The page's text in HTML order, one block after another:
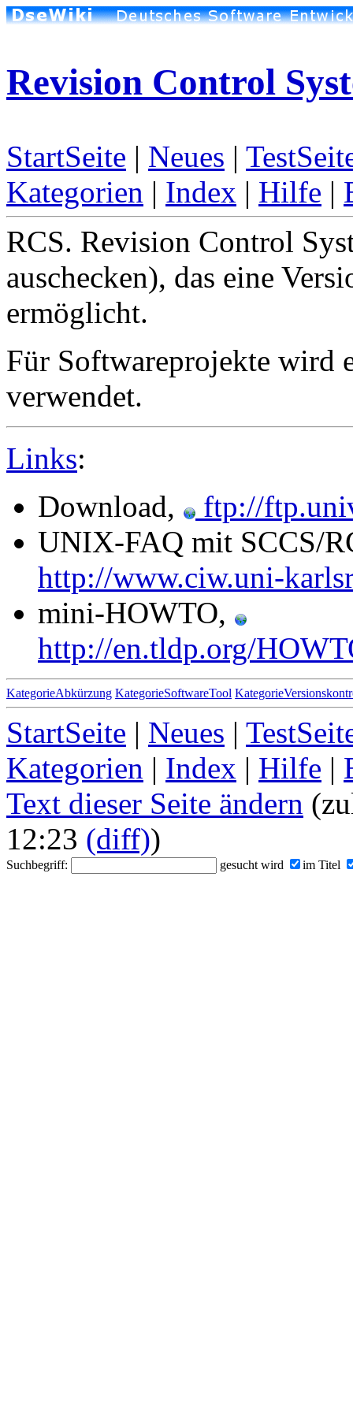
Revision Control
StartSeite | Neues |
Kategorien | Index | Hilfe |
RCS. Revision Control
auschecken), das eine
ermöglicht.
Für Softwareprojekte wird
verwendet.
Links:
Download,
ftp://
UNIX-FAQ mit SCCS/
http://www.ciw.uni-
mini-HOWTO,
http://en.tldp.org/
KategorieAbkürzung KategorieSoftwareTool
StartSeite | Neues |
Kategorien | Index | Hilfe |
Text dieser Seite ändern
12:23 (diff))
Suchbegriff: gesucht wird im Titel